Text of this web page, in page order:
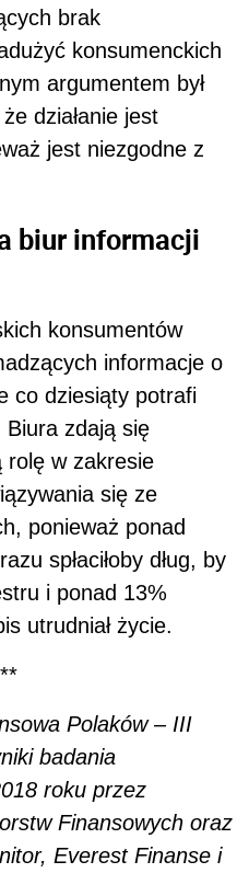
brak
konsumenckich
argumentem był
działanie jest
jest niezgodne z
biur informacji
konsumentów
informacje o
co dziesiąty potrafi
zdają się
rolę w zakresie
się ze
ponieważ ponad
spłaciłoby dług, by
i ponad 13%
utrudniał życie.
Polaków – III
badania
roku przez
Finansowych oraz
Everest Finanse i